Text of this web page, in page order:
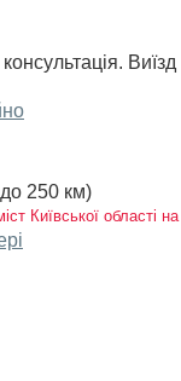
250 км)
Київської області